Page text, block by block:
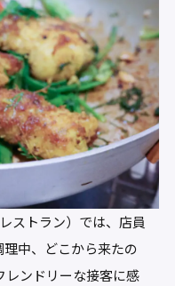
ストラン）では、店員
中、どこから来たの
レンドリーな接客に感